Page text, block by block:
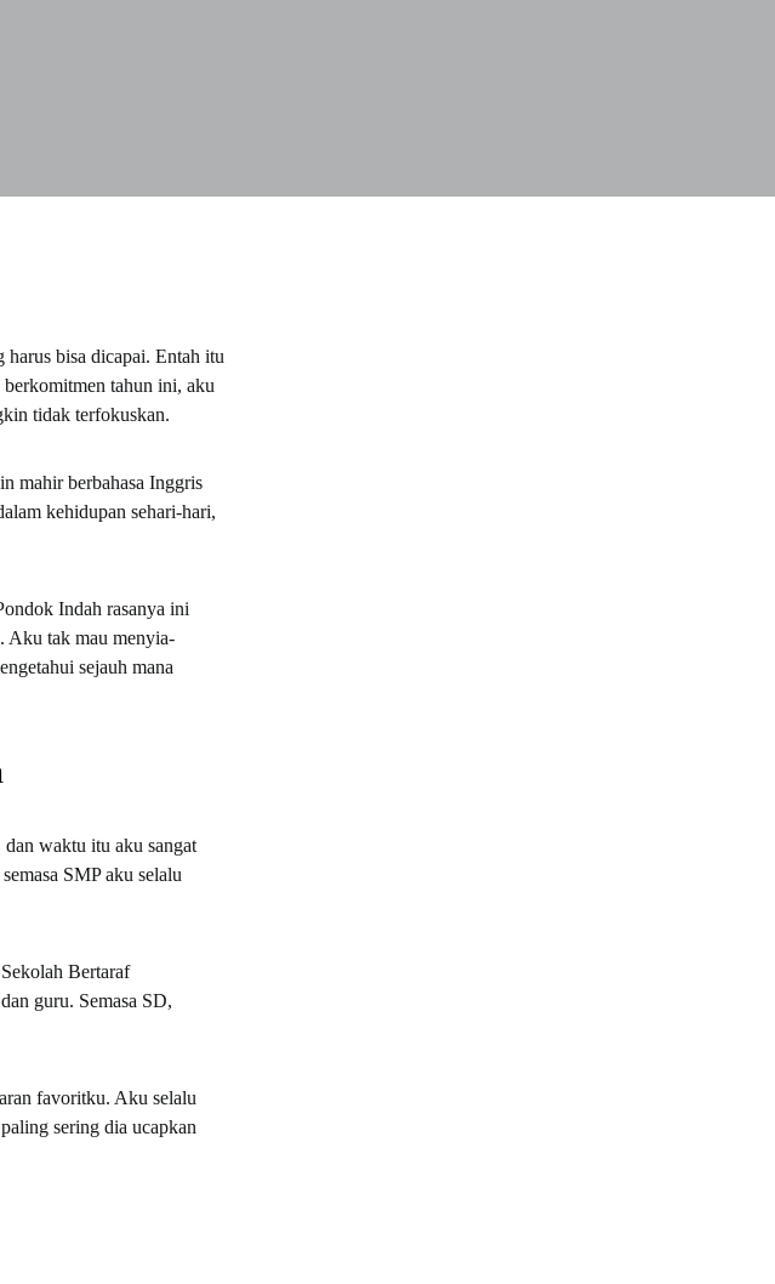
bisa dicapai. Entah itu
tahun ini, aku
tidak terfokuskan.
mahir berbahasa Inggris
kehidupan sehari-hari,
Indah rasanya ini
Aku tak mau menyia-
sejauh mana
waktu itu aku sangat
SMP aku selalu
Bertaraf
guru. Semasa SD,
favoritku. Aku selalu
sering dia ucapkan